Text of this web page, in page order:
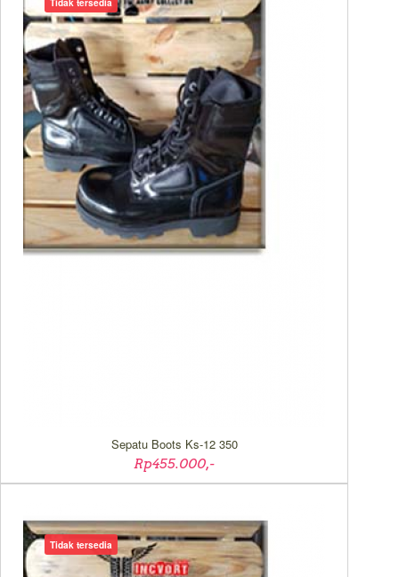
Sepatu Boots Ks-12 350
Rp455.000,-
Tidak tersedia